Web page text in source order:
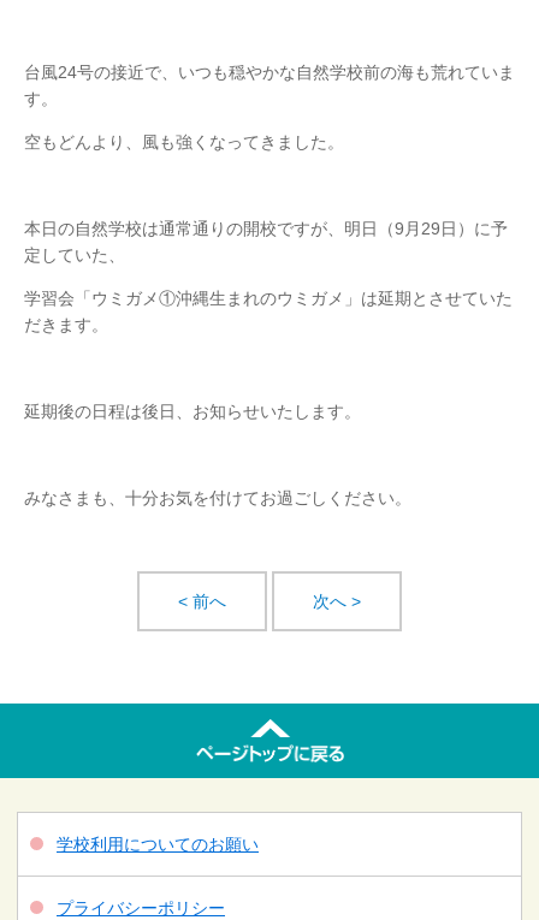
台風24号の接近で、いつも穏やかな自然学校前の海も荒れていま
す。
空もどんより、風も強くなってきました。
本日の自然学校は通常通りの開校ですが、明日（9月29日）に予
定していた、
学習会「ウミガメ①沖縄生まれのウミガメ」は延期とさせていた
だきます。
延期後の日程は後日、お知らせいたします。
みなさまも、十分お気を付けてお過ごしください。
< 前へ 次へ >
学校利用についてのお願い
プライバシーポリシー